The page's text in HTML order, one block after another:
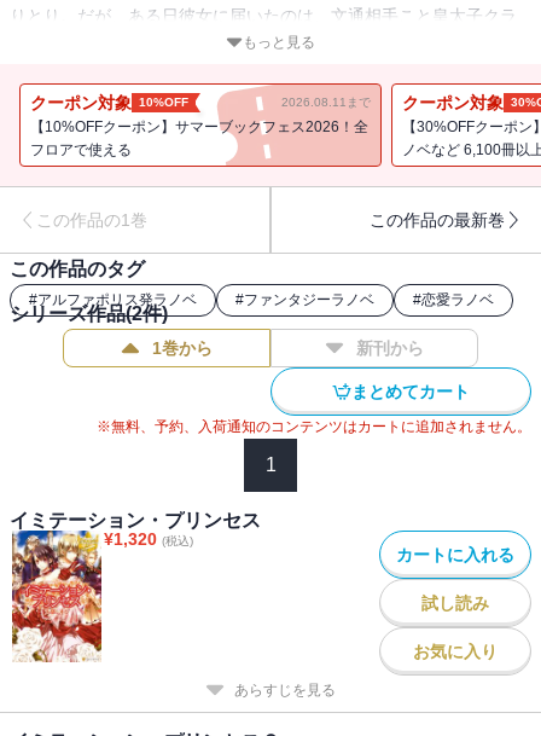
りとり。だが、ある日彼女に届いたのは、文通相手こと皇太子クラ
イヴからのＳＯＳだった。“助けてくれ”。詳しいことが何も書いてな
されたのは、なんと後宮。混乱する彼女に、クライヴは隣国の姫の
身代わりとなって後宮に入ってほしいと言うのだが……。たった一
人の友のため、箱入り娘が今立ち上がる！
もっと見る
クーポン対象 10%OFF 2026.08.11まで
【10%OFFクーポン】サマーブックフェス2026！全
フロアで使える
クーポン対象
【30%OFFクーポ
ノベなど 6,100冊以
この作品の1巻 この作品の最新巻
この作品のタグ
#アルファポリス発ラノベ #ファンタジーラノベ #恋愛ラノベ
シリーズ作品(2件)
1巻から 新刊から
まとめてカート
※無料、予約、入荷通知のコンテンツはカートに追加されません。
1
イミテーション・プリンセス
¥1,320 (税込)
カートに入れる
試し読み
お気に入り
あらすじを見る